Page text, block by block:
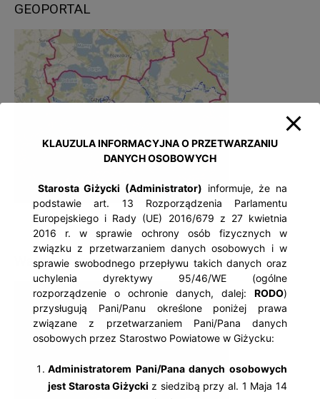
GEOPORTAL
Ważne informacje
KLAUZULA INFORMACYJNA O PRZETWARZANIU
DANYCH OSOBOWYCH
Starosta Giżycki (Administrator) informuje, że na
podstawie art. 13 Rozporządzenia Parlamentu
Europejskiego i Rady (UE) 2016/679 z 27 kwietnia
2016 r. w sprawie ochrony osób fizycznych w
związku z przetwarzaniem danych osobowych i w
sprawie swobodnego przepływu takich danych oraz
uchylenia dyrektywy 95/46/WE (ogólne
rozporządzenie o ochronie danych, dalej: RODO)
przysługują Pani/Panu określone poniżej prawa
związane z przetwarzaniem Pani/Pana danych
osobowych przez Starostwo Powiatowe w Giżycku:
Administratorem Pani/Pana danych osobowych
jest Starosta Giżycki z siedzibą przy al. 1 Maja 14